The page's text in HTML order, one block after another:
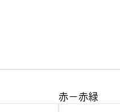
赤－赤緑